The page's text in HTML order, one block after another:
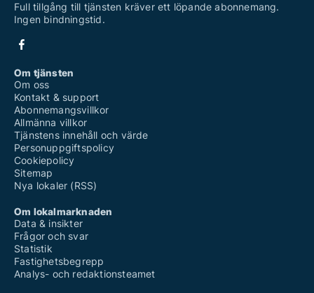
Full tillgång till tjänsten kräver ett löpande abonnemang.
Ingen bindningstid.
Om tjänsten
Om oss
Kontakt & support
Abonnemangsvillkor
Allmänna villkor
Tjänstens innehåll och värde
Personuppgiftspolicy
Cookiepolicy
Sitemap
Nya lokaler (RSS)
Om lokalmarknaden
Data & insikter
Frågor och svar
Statistik
Fastighetsbegrepp
Analys- och redaktionsteamet